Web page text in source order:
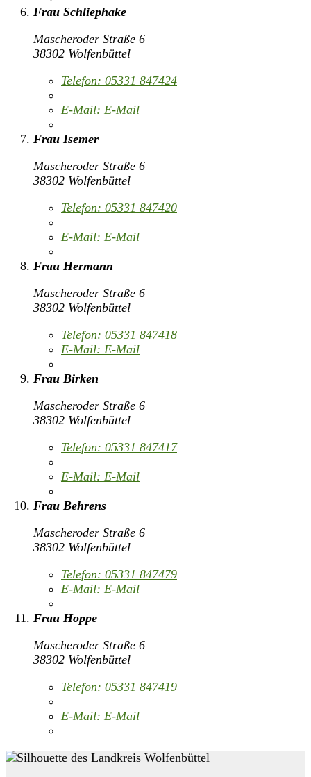
Frau Schliephake
Mascheroder Straße 6
38302 Wolfenbüttel
Telefon: 05331 847424
E-Mail: E-Mail
Frau Isemer
Mascheroder Straße 6
38302 Wolfenbüttel
Telefon: 05331 847420
E-Mail: E-Mail
Frau Hermann
Mascheroder Straße 6
38302 Wolfenbüttel
Telefon: 05331 847418
E-Mail: E-Mail
Frau Birken
Mascheroder Straße 6
38302 Wolfenbüttel
Telefon: 05331 847417
E-Mail: E-Mail
Frau Behrens
Mascheroder Straße 6
38302 Wolfenbüttel
Telefon: 05331 847479
E-Mail: E-Mail
Frau Hoppe
Mascheroder Straße 6
38302 Wolfenbüttel
Telefon: 05331 847419
E-Mail: E-Mail